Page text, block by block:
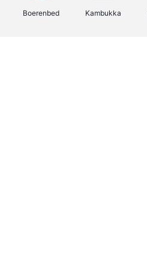
Boerenbed Kambukka